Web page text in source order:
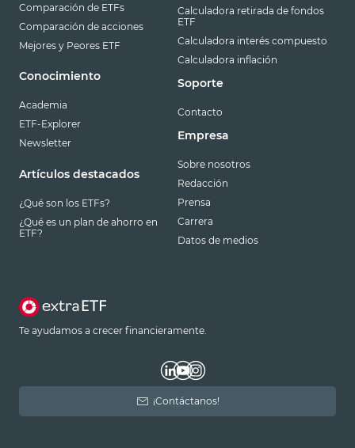
Comparación de ETFs
Comparación de acciones
Mejores y Peores ETF
Conocimiento
Academia
ETF-Explorer
Newsletter
Artículos destacados
¿Qué son los ETFs?
¿Qué es un plan de ahorro en
ETF?
Calculadora retirada de fondos
ETF
Calculadora interés compuesto
Calculadora inflación
Soporte
Contacto
Empresa
Sobre nosotros
Redacción
Prensa
Carrera
Datos de medios
Te ayudamos a crecer financieramente.
¡Contáctanos!